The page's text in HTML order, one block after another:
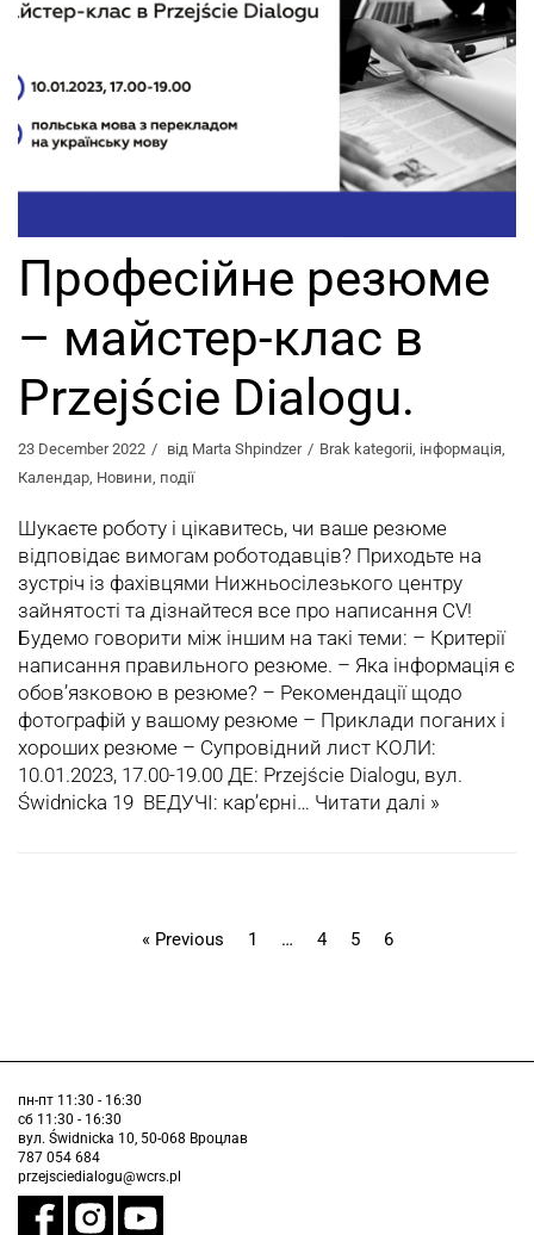
Професійне резюме
– майстер-клас в
Przejście Dialogu.
23 December 2022 від Marta Shpindzer Brak kategorii, інформація,
Календар, Новини, події
Шукаєте роботу і цікавитесь, чи ваше резюме
відповідає вимогам роботодавців? Приходьте на
зустріч із фахівцями Нижньосілезького центру
зайнятості та дізнайтеся все про написання СV!
Будемо говорити між іншим на такі теми: – Критерії
написання правильного резюме. – Яка інформація є
обов’язковою в резюме? – Рекомендації щодо
фотографій у вашому резюме – Приклади поганих і
хороших резюме – Супровідний лист КОЛИ:
10.01.2023, 17.00-19.00 ДЕ: Przejście Dialogu, вул.
Świdnicka 19 ВЕДУЧІ: кар’єрні… Читати далі »
« Previous 1 … 4 5 6
пн-пт 11:30 - 16:30
сб 11:30 - 16:30
вул. Świdnicka 10, 50-068 Вроцлав
787 054 684
przejsciedialogu@wcrs.pl